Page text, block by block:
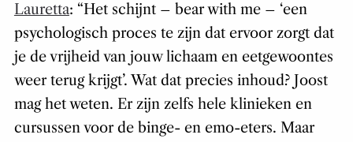
Lauretta: “Het schijnt – bear with me– ‘een
psychologisch proces te zijn dat ervoor zorgt dat
je de vrijheid van jouw lichaam en eetgewoontes
weer terug krijgt’. Wat dat precies inhoud? Joost
mag het weten. Er zijn zelfs hele klinieken en
cursussen voor de binge- en emo-eters. Maar